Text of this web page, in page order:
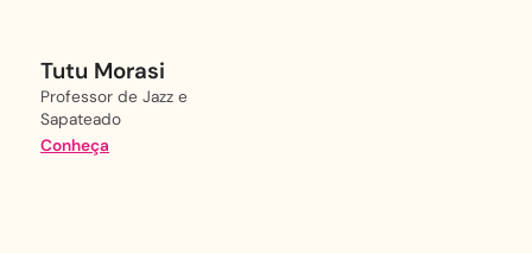
Tutu Morasi
Professor de Jazz e
Sapateado
Conheça